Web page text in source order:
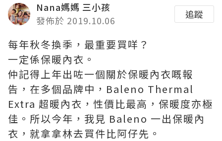
Nana媽媽 三小孩
發佈於 2019.10.06
追蹤
每年秋冬換季，最重要買咩？
一定係保暖內衣。
仲記得上年出咗一個關於保暖內衣嘅報
告，在多個品牌中，Baleno Thermal
Extra 超暖內衣，性價比最高，保暖度亦極
佳。所以今年，我見 Baleno 一出保暖內
衣，就拿拿林去買件比阿仔先。